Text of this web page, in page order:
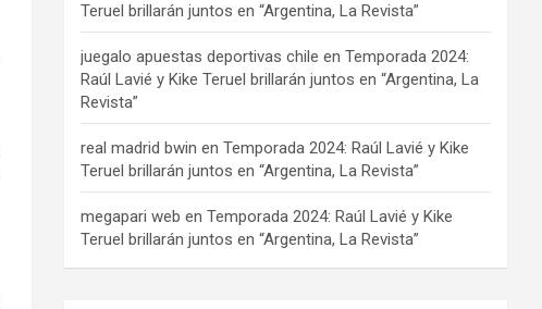
Teruel brillarán juntos en “Argentina, La Revista”
juegalo apuestas deportivas chile enTemporada 2024:
Raúl Lavié y Kike Teruel brillarán juntos en “Argentina, La
Revista”
real madrid bwin enTemporada 2024: Raúl Lavié y Kike
Teruel brillarán juntos en “Argentina, La Revista”
megapari web enTemporada 2024: Raúl Lavié y Kike
Teruel brillarán juntos en “Argentina, La Revista”